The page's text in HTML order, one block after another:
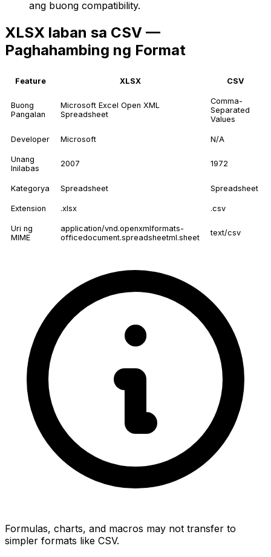
ang buong compatibility.
XLSX laban sa CSV —
Paghahambing ng Format
Feature XLSX CSV
Buong
Pangalan
Microsoft Excel Open XML
Spreadsheet
Comma-
Separated
Values
Developer Microsoft N/A
Unang
Inilabas
2007 1972
Kategorya Spreadsheet Spreadsheet
Extension .xlsx .csv
Uri ng
MIME
application/vnd.openxmlformats-
officedocument.spreadsheetml.sheet
text/csv
Formulas, charts, and macros may not transfer to
simpler formats like CSV.